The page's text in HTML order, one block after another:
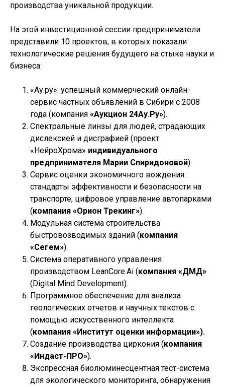
производства уникальной продукции.
На этой инвестиционной сессии предприниматели
представили 10 проектов, в которых показали
технологические решения будущего на стыке науки и
бизнеса:
«Ау.ру»: успешный коммерческий онлайн-
сервис частных объявлений в Сибири с 2008
года (компания «Аукцион 24Ау.Ру»).
Спектральные линзы для людей, страдающих
дислексией и дисграфией (проект
«НейроХрома» индивидуального
предпринимателя Марии Спиридоновой).
Сервис оценки экономичного вождения:
стандарты эффективности и безопасности на
транспорте, цифровое управление автопарками
(компания «Орион Трекинг»).
Модульная система строительства
быстровозводимых зданий (компания
«Сегем»).
Система оперативного управления
производством LeanCore.Ai (компания «ДМД»
(Digital Mind Development).
Программное обеспечение для анализа
геологических отчетов и научных текстов с
помощью искусственного интеллекта
(компания «Институт оценки информации»).
Создание производства циркония (компания
«Индаст-ПРО»).
Экспрессная биолюминесцентная тест-система
для экологического мониторинга, обнаружения